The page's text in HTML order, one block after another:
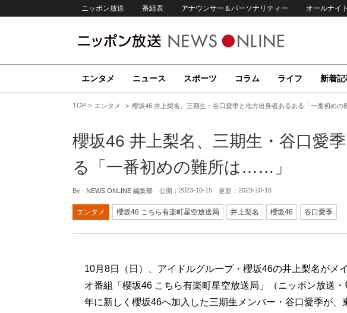
ニッポン放送 番組表 アナウンサー＆パーソナリティー オールナイ
エンタメ ニュース スポーツ コラム ライフ 新着記
TOP エンタメ 櫻坂46 井上梨名、三期生・谷口愛季と地方出身者あるある「一番初め
櫻坂46 井上梨名、三期生・谷口愛
る「一番初めの難所は……」
By - NEWS ONLINE 編集部 公開： 2023-10-15 更新： 2023-10-16
エンタメ 櫻坂46 こちら有楽町星空放送局 井上梨名 櫻坂46 谷口愛季
10月8日（日）、アイドルグループ・櫻坂46の井上梨名がメ
オ番組「櫻坂46 こちら有楽町星空放送局」（ニッポン放送
年に新しく櫻坂46へ加入した三期生メンバー・谷口愛季が、